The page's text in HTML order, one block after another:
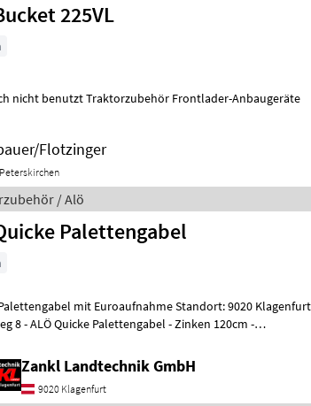
225VL
nicht benutzt Traktorzubehör Frontlader-Anbaugeräte
Flotzinger
/ Alö
Palettengabel
mit Euroaufnahme Standort: 9020 Klagenfurt,
- Zinken 120cm -
Zankl Landtechnik GmbH
9020 Klagenfurt